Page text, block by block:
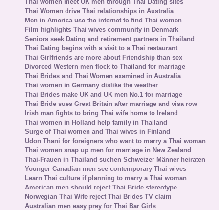
Thai women meet UK men through Thai Dating sites
Thai Women drive Thai relationships in Australia
Men in America use the internet to find Thai women
Film highlights Thai wives community in Denmark
Seniors seek Dating and retirement partners in Thailand
Thai Dating begins with a visit to a Thai restaurant
Thai Girlfriends are more about Friendship than sex
Divorced Western men flock to Thailand for marriage
Thai Brides and Thai Women examined in Australia
Thai women in Germany dislike the weather
Thai Brides make UK and UK men No.1 for marriage
Thai Bride sues Great Britain after marriage and visa row
Irish man fights to bring Thai wife home to Ireland
Thai women in Holland help family in Thailand
Surge of Thai women and Thai wives in Finland
Udon Thani for foreigners who want to marry a Thai woman
Thai women snap up men for marriage in New Zealand
Thai-Frauen in Thailand suchen Schweizer Männer heiraten
Younger Canadian men see contemporary Thai wives
Learn Thai culture if planning to marry a Thai woman
American men should reject Thai Bride stereotype
Norwegian Thai Wife reject Thai Brides TV claim
Australian men easy prey for Thai Bar Girls